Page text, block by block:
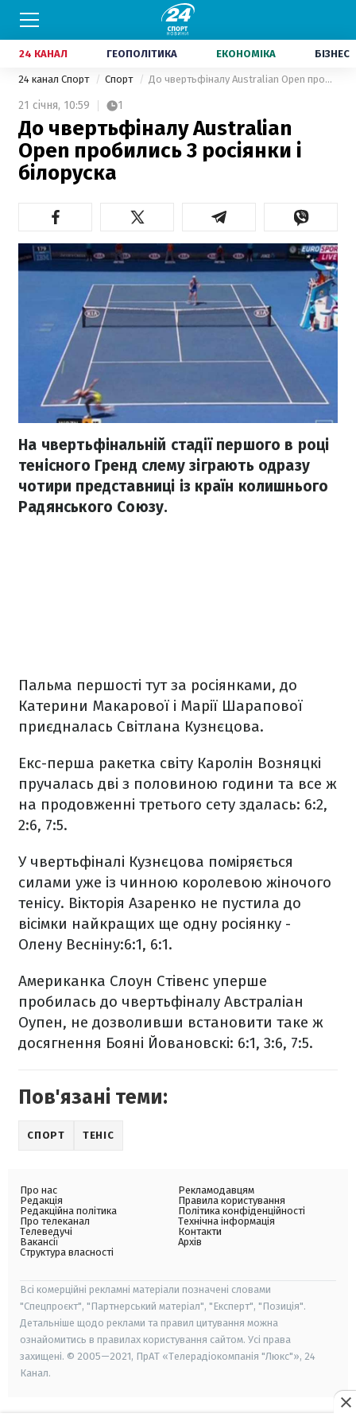
24 КАНАЛ ГЕОПОЛІТИКА ЕКОНОМІКА БІЗНЕС
24 канал Спорт Спорт До чвертьфіналу Australian Open пробились 3 росіянки і білоруска
21 січня, 10:59 1
До чвертьфіналу Australian
Open пробились 3 росіянки і
білоруска
На чвертьфінальній стадії першого в році
тенісного Гренд слему зіграють одразу
чотири представниці із країн колишнього
Радянського Союзу.
Пальма першості тут за росіянками, до
Катерини Макарової і Марії Шарапової
приєдналась Світлана Кузнєцова.
Екс-перша ракетка світу Каролін Возняцкі
пручалась дві з половиною години та все ж
на продовженні третього сету здалась: 6:2,
2:6, 7:5.
У чвертьфіналі Кузнєцова поміряється
силами уже із чинною королевою жіночого
тенісу. Вікторія Азаренко не пустила до
вісімки найкращих ще одну росіянку -
Олену Весніну:6:1, 6:1.
Американка Слоун Стівенс уперше
пробилась до чвертьфіналу Австраліан
Оупен, не дозволивши встановити таке ж
досягнення Бояні Йовановскі: 6:1, 3:6, 7:5.
Пов'язані теми:
СПОРТ ТЕНІС
Про нас
Редакція
Редакційна політика
Про телеканал
Телеведучі
Вакансії
Структура власності
Рекламодавцям
Правила користування
Політика конфіденційності
Технічна інформація
Контакти
Архів
Всі комерційні рекламні матеріали позначені словами
"Спецпроєкт", "Партнерський матеріал", "Експерт", "Позиція".
Детальніше щодо реклами та правил цитування можна
ознайомитись в правилах користування сайтом. Усі права
захищені. © 2005—2021, ПрАТ «Телерадіокомпанія "Люкс"», 24
Канал.